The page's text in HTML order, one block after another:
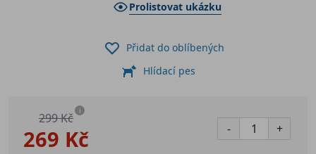
Prolistovat ukázku
269 Kč
299 Kč i
- +
Přidat do oblíbených
Hlídací pes